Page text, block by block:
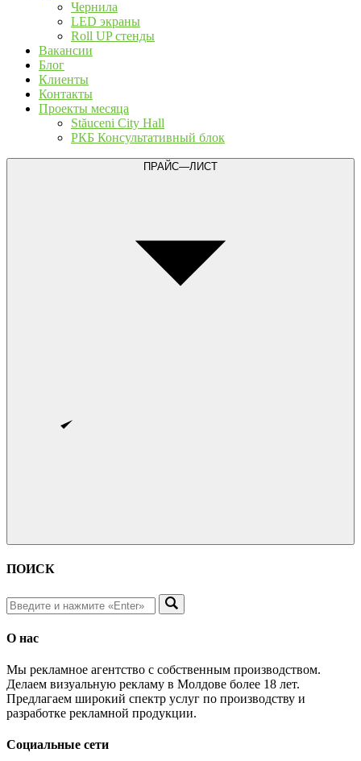
Чернила
LED экраны
Roll UP стенды
Вакансии
Блог
Клиенты
Контакты
Проекты месяца
Stăuceni City Hall
РКБ Консультативный блок
ПРАЙС—ЛИСТ
ПОИСК
О нас
Мы рекламное агентство с собственным производством.
Делаем визуальную рекламу в Молдове более 18 лет.
Предлагаем широкий спектр услуг по производству и
разработке рекламной продукции.
Социальные сети